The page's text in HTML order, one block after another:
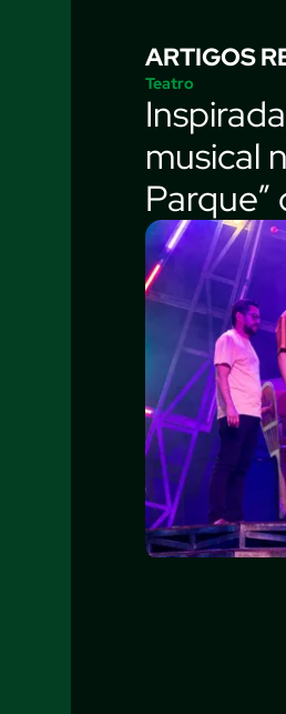
ARTIGOS
Teatro
musical